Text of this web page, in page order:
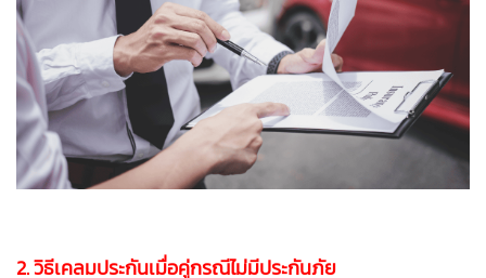
2. วิธีเคลมประกันเมื่อคู่กรณีไม่มีประกันภัย